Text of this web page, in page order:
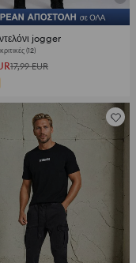
jogger
κριτικές (12)
17,99 EUR